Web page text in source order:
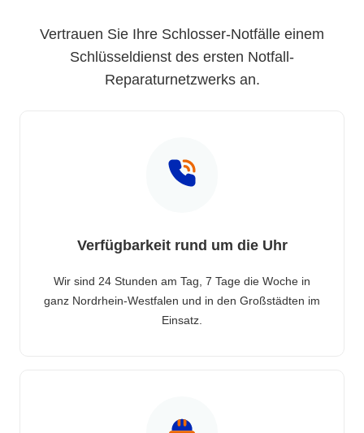
Vertrauen Sie Ihre Schlosser-Notfälle einem
Schlüsseldienst des ersten Notfall-
Reparaturnetzwerks an.
Verfügbarkeit rund um die Uhr
Wir sind 24 Stunden am Tag, 7 Tage die Woche in
ganz Nordrhein-Westfalen und in den Großstädten im
Einsatz.